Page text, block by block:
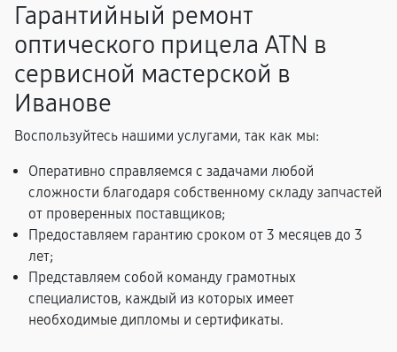
Гарантийный ремонт
оптического прицела ATN в
сервисной мастерской в
Иванове
Воспользуйтесь нашими услугами, так как мы:
Оперативно справляемся с задачами любой
сложности благодаря собственному складу запчастей
от проверенных поставщиков;
Предоставляем гарантию сроком от 3 месяцев до 3
лет;
Представляем собой команду грамотных
специалистов, каждый из которых имеет
необходимые дипломы и сертификаты.